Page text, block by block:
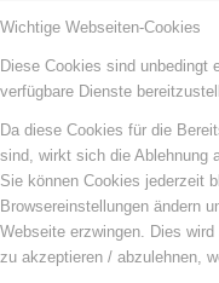
Wichtige Webseiten-Cookies
Diese Cookies sind unbedingt
verfügbare Dienste
Da diese Cookies für die
sind, wirkt sich die Ablehnung
Sie können Cookies jederzeit
Browsereinstellungen ändern
Webseite erzwingen. Dies
zu akzeptieren / abzulehnen,